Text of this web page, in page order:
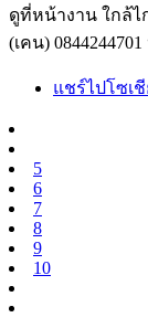
ดูที่หน้างาน ใกล้
(เคน)
แชร์ไปโซเ
5
6
7
8
9
10